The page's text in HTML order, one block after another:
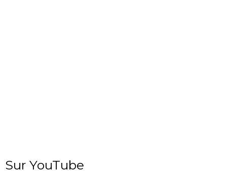
Sur YouTube